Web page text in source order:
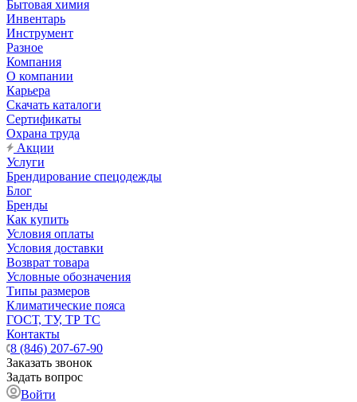
Бытовая химия
Инвентарь
Инструмент
Разное
Компания
О компании
Карьера
Cкачать каталоги
Сертификаты
Охрана труда
Акции
Услуги
Брендирование спецодежды
Блог
Бренды
Как купить
Условия оплаты
Условия доставки
Возврат товара
Условные обозначения
Типы размеров
Климатические пояса
ГОСТ, ТУ, ТР ТС
Контакты
8 (846) 207-67-90
Заказать звонок
Задать вопрос
Войти